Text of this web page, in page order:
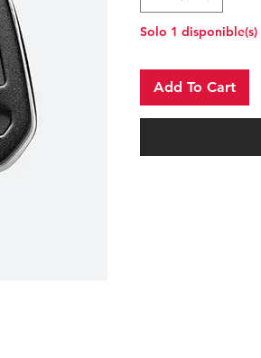
Solo 1 disponible(s)
Add To Cart